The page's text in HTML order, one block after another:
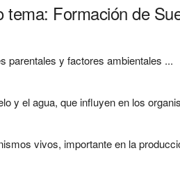
tema: Formación de
parentales y factores ambientales ...
y el agua, que influyen en los
vivos, importante en la